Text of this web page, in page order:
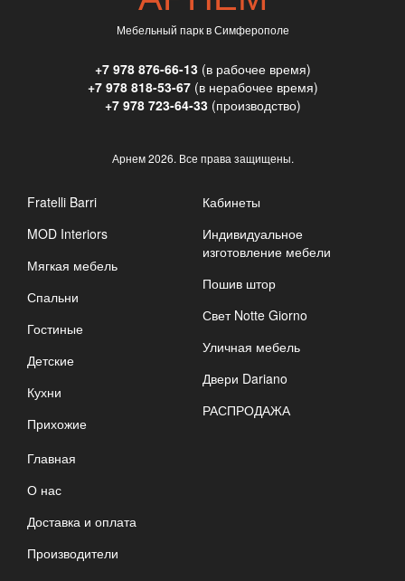
Мебельный парк в Симферополе
+7 978 876-66-13(в рабочее время)
+7 978 818-53-67(в нерабочее время)
+7 978 723-64-33(производство)
Арнем2026. Все права защищены.
Fratelli Barri
MOD Interiors
Мягкая мебель
Спальни
Гостиные
Детские
Кухни
Прихожие
Кабинеты
Индивидуальное
изготовление мебели
Пошив штор
Свет Notte Giorno
Уличная мебель
Двери Dariano
РАСПРОДАЖА
Главная
О нас
Доставка и оплата
Производители